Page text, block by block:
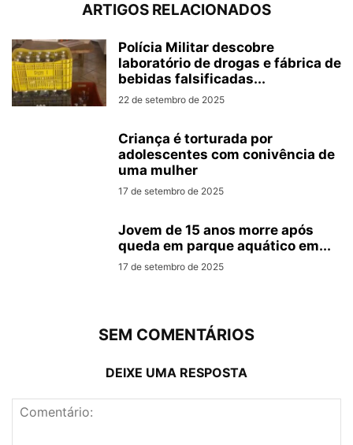
ARTIGOS RELACIONADOS
Polícia Militar descobre
laboratório de drogas e fábrica de
bebidas falsificadas...
22 de setembro de 2025
Criança é torturada por
adolescentes com conivência de
uma mulher
17 de setembro de 2025
Jovem de 15 anos morre após
queda em parque aquático em...
17 de setembro de 2025
SEM COMENTÁRIOS
DEIXE UMA RESPOSTA